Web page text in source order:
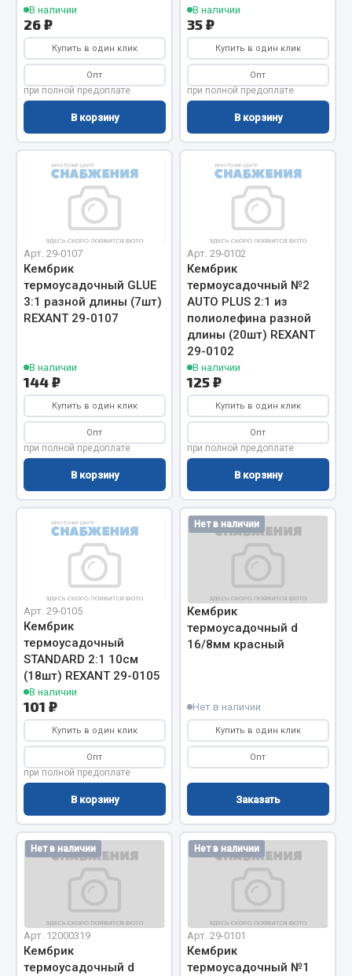
Весь раздел
Запчасти МАЗ
Тормозная система
Двери
Окно ветровое
Двигатель
Электрооборудование
Показать ещё
Весь раздел
Двигатель
Мост задний
Система питания
Система выпуска газа
Система охлаждения
Сцепление
Тормозная система
Весь раздел
Запчасти ЯМЗ
Двигатель
Система питания
Система выпуска газа
Система охлаждения
Коробка передач
Рулевое управление
Тормозная система
Показать ещё
Весь раздел
Тормозная система
Двигатель
В наличии
26 ₽
Купить в один клик
Опт
при полной предоплате
В корзину
В наличии
35 ₽
Купить в один клик
Опт
при полной предоплате
В корзину
Арт. 29-0107
Кембрик
термоусадочный GLUE
3:1 разной длины (7шт)
REXANT 29-0107
В наличии
144 ₽
Купить в один клик
Опт
при полной предоплате
В корзину
Арт. 29-0102
Кембрик
термоусадочный №2
AUTO PLUS 2:1 из
полиолефина разной
длины (20шт) REXANT
29-0102
В наличии
125 ₽
Купить в один клик
Опт
при полной предоплате
В корзину
Арт. 29-0105
Кембрик
термоусадочный
STANDARD 2:1 10см
(18шт) REXANT 29-0105
В наличии
101 ₽
Купить в один клик
Опт
при полной предоплате
В корзину
Нет в наличии
Кембрик
термоусадочный d
16/8мм красный
Нет в наличии
Купить в один клик
Опт
Заказать
Нет в наличии
Арт. 12000319
Кембрик
термоусадочный d
Нет в наличии
Арт. 29-0101
Кембрик
термоусадочный №1